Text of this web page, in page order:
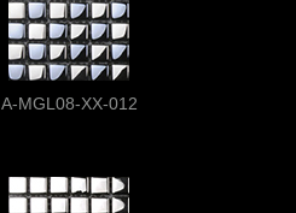
A-MGL08-XX-012